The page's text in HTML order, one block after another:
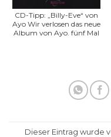
CD-Tipp: „Billy-Eve“ von
Ayo Wir verlosen das neue
Album von Ayo. fünf Mal
Dieser Eintrag wurde